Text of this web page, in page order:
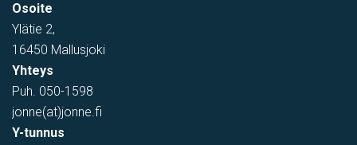
Osoite
Ylätie 2,
16450 Mallusjoki
Yhteys
Puh. 050-1598
jonne(at)jonne.fi
Y-tunnus